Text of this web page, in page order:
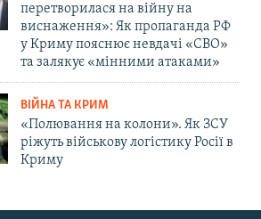
перетворилася на війну на
виснаження»: Як пропаганда РФ
у Криму пояснює невдачі «СВО»
та залякує «мінними атаками»
ВІЙНА ТА КРИМ
«Полювання на колони». Як ЗСУ
ріжуть військову логістику Росії в
Криму